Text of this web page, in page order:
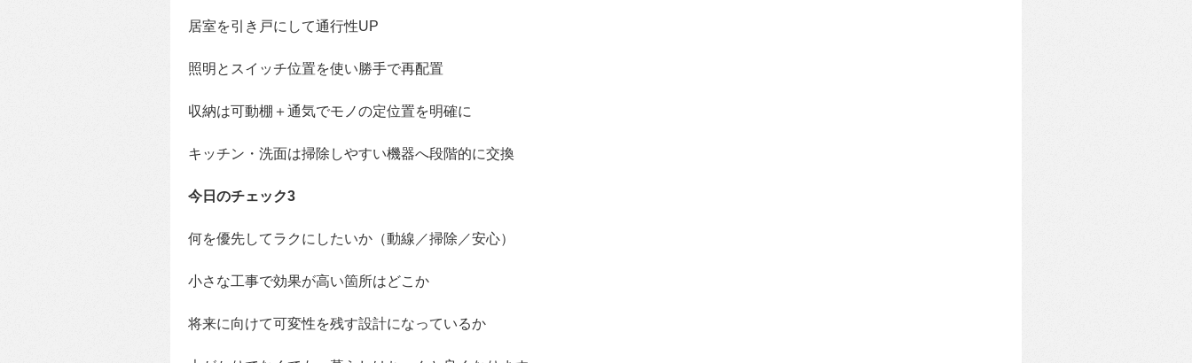
居室を引き戸にして通行性UP
照明とスイッチ位置を使い勝手で再配置
収納は可動棚＋通気でモノの定位置を明確に
キッチン・洗面は掃除しやすい機器へ段階的に交換
今日のチェック3
何を優先してラクにしたいか（動線／掃除／安心）
小さな工事で効果が高い箇所はどこか
将来に向けて可変性を残す設計になっているか